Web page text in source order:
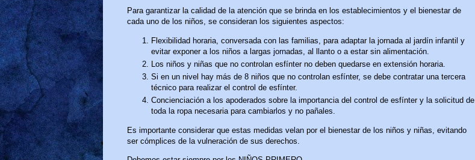
Para garantizar la calidad de la atención que se brinda en los establecimientos y el bienestar de
cada uno de los niños, se consideran los siguientes aspectos:
Flexibilidad horaria, conversada con las familias, para adaptar la jornada al jardín infantil y
evitar exponer a los niños a largas jornadas, al llanto o a estar sin alimentación.
Los niños y niñas que no controlan esfínter no deben quedarse en extensión horaria.
Si en un nivel hay más de 8 niños que no controlan esfínter, se debe contratar una tercera
técnico para realizar el control de esfínter.
Concienciación a los apoderados sobre la importancia del control de esfínter y la solicitud de
toda la ropa necesaria para cambiarlos y no pañales.
Es importante considerar que estas medidas velan por el bienestar de los niños y niñas, evitando
ser cómplices de la vulneración de sus derechos.